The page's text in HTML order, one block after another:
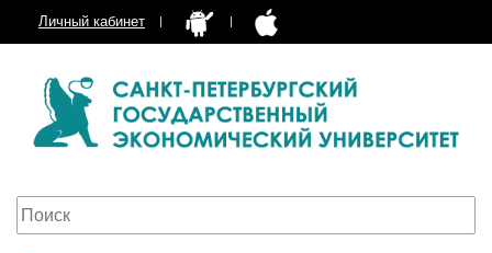
Личный кабинет